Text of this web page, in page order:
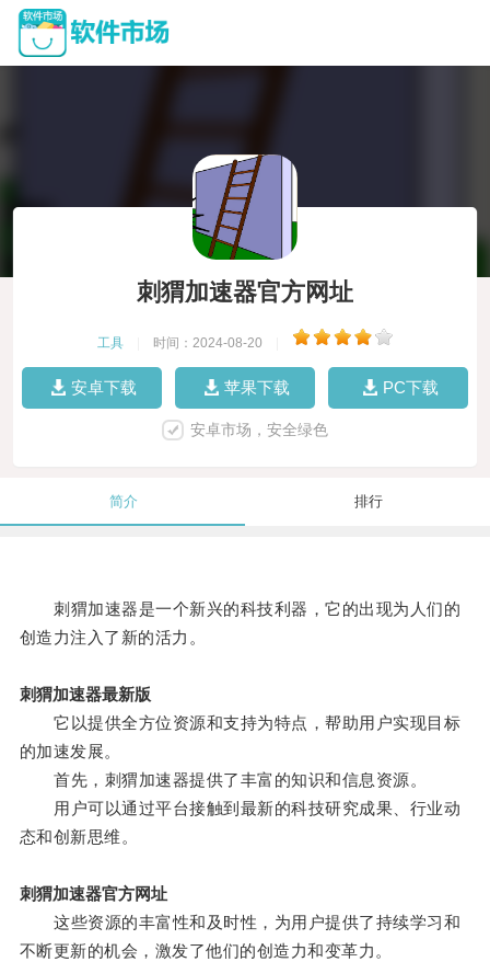
刺猬加速器官方网址
工具 时间：2024-08-20
安卓下载 苹果下载 PC下载
安卓市场，安全绿色
简介 排行
刺猬加速器是一个新兴的科技利器，它的出现为人们的
创造力注入了新的活力。
刺猬加速器最新版
它以提供全方位资源和支持为特点，帮助用户实现目标
的加速发展。
首先，刺猬加速器提供了丰富的知识和信息资源。
用户可以通过平台接触到最新的科技研究成果、行业动
态和创新思维。
刺猬加速器官方网址
这些资源的丰富性和及时性，为用户提供了持续学习和
不断更新的机会，激发了他们的创造力和变革力。